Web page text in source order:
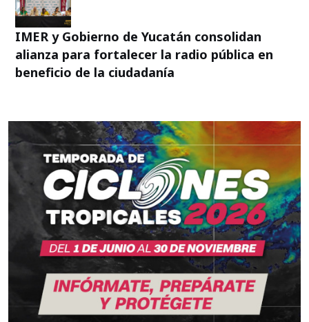
IMER y Gobierno de Yucatán consolidan
alianza para fortalecer la radio pública en
beneficio de la ciudadanía